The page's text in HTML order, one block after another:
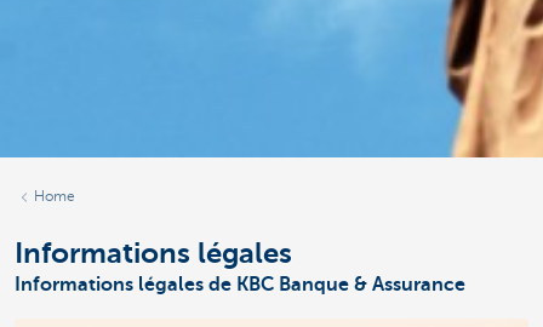
Home
Informations légales
Informations légales de KBC Banque & Assurance